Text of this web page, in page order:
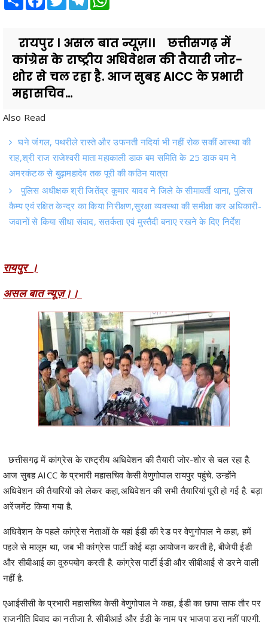
रायपुर । असल बात न्यूज़।। छत्तीसगढ़ में
शोर से चल रहा है. आज सुबह AICC के प्रभारी
महासचिव...
Also Read
राह,श्री राज राजेश्वरी माता महाकाली डाक बम समिति के 25 डाक बम ने
अमरकंटक से बुढ़ामहादेव तक पूरी की कठिन यात्रा
पुलिस अधीक्षक श्री जितेंद्र कुमार यादव ने जिले के सीमावर्ती थाना, पुलिस
कैम्प एवं रक्षित केन्द्र का किया निरीक्षण,सुरक्षा व्यवस्था की समीक्षा कर अधिकारी-
जवानों से किया सीधा संवाद, सतर्कता एवं मुस्तैदी बनाए रखने के दिए निर्देश
छत्तीसगढ़ में कांग्रेस के राष्ट्रीय अधिवेशन की तैयारी जोर-शोर से चल रहा है.
अधिवेशन की तैयारियों को लेकर कहा,अधिवेशन की सभी तैयारियां पूरी हो गई है. बड़ा
अरेंजमेंट किया गया है.
अधिवेशन के पहले कांग्रेस नेताओं के यहां ईडी की रेड पर वेणुगोपाल ने कहा, हमें
पहले से मालूम था, जब भी कांग्रेस पार्टी कोई बड़ा आयोजन करती है, बीजेपी ईडी
और सीबीआई का दुरुपयोग करती है. कांग्रेस पार्टी ईडी और सीबीआई से डरने वाली
नहीं है.
एआईसीसी के प्रभारी महासचिव केसी वेणुगोपाल ने कहा, ईडी का छापा साफ तौर पर
राजनीति विवाद का नतीजा है. सीबीआई और ईडी के नाम पर भाजपा डरा नहीं पाएगी.
कांग्रेस किसी चीज से डरने या भागने वाली नहीं है. हमें कानून पर भरोसा है. कानून
के अनुसार लड़ेंगे. हमें पहले से पता था ऐसा कुछ होने वाला है. जहां भी चुनाव या